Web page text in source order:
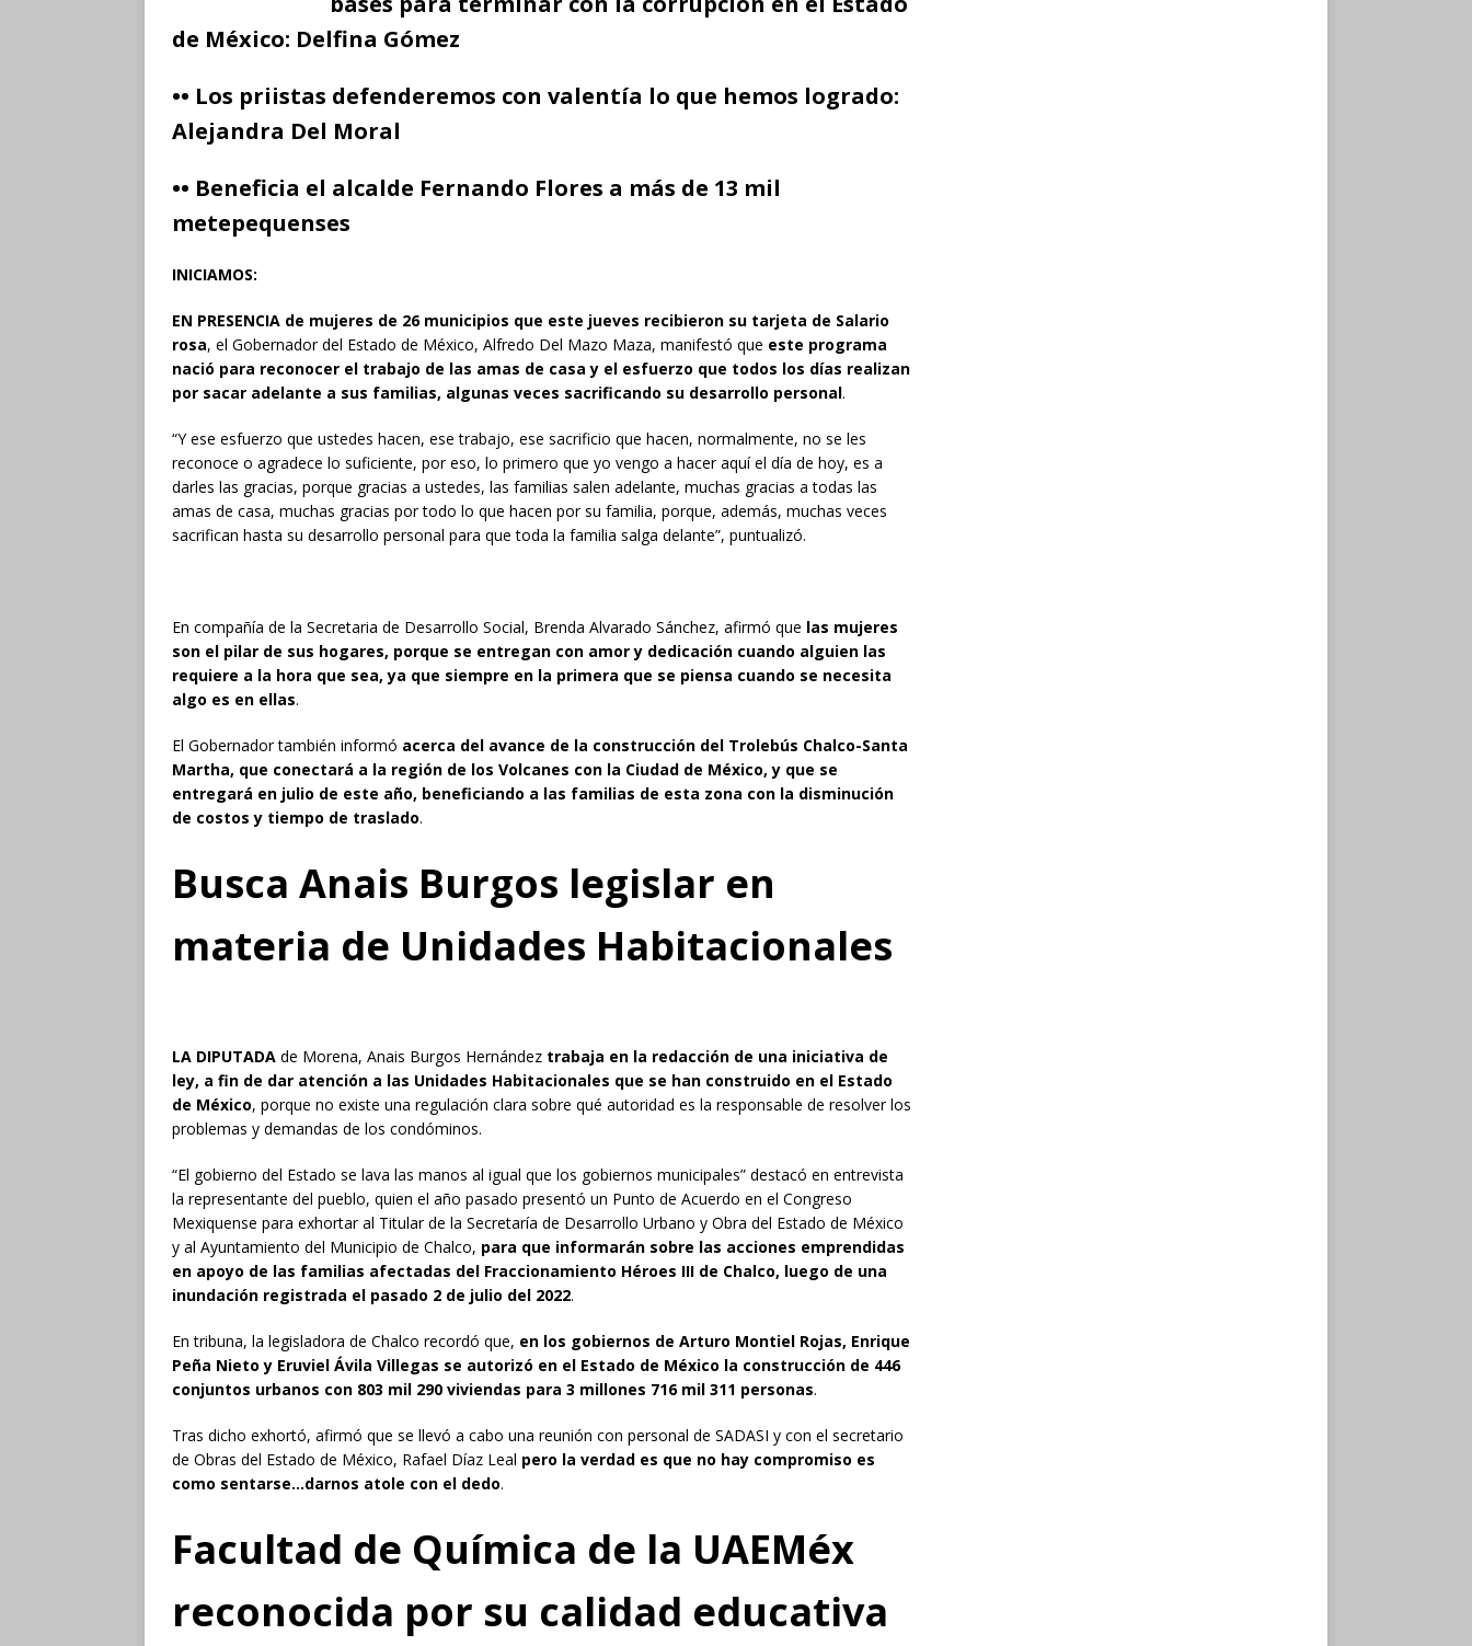
de México: Delfina Gómez
•• Los priistas defenderemos con valentía lo que hemos logrado:
Alejandra Del Moral
•• Beneficia el alcalde Fernando Flores a más de 13 mil
metepequenses
INICIAMOS:
EN PRESENCIA de mujeres de 26 municipios que este jueves recibieron su tarjeta de Salario
rosa, el Gobernador del Estado de México, Alfredo Del Mazo Maza, manifestó que este programa
nació para reconocer el trabajo de las amas de casa y el esfuerzo que todos los días realizan
por sacar adelante a sus familias, algunas veces sacrificando su desarrollo personal.
“Y ese esfuerzo que ustedes hacen, ese trabajo, ese sacrificio que hacen, normalmente, no se les
reconoce o agradece lo suficiente, por eso, lo primero que yo vengo a hacer aquí el día de hoy, es a
darles las gracias, porque gracias a ustedes, las familias salen adelante, muchas gracias a todas las
amas de casa, muchas gracias por todo lo que hacen por su familia, porque, además, muchas veces
sacrifican hasta su desarrollo personal para que toda la familia salga delante”, puntualizó.
En compañía de la Secretaria de Desarrollo Social, Brenda Alvarado Sánchez, afirmó que las mujeres
son el pilar de sus hogares, porque se entregan con amor y dedicación cuando alguien las
requiere a la hora que sea, ya que siempre en la primera que se piensa cuando se necesita
algo es en ellas.
El Gobernador también informó acerca del avance de la construcción del Trolebús Chalco-Santa
Martha, que conectará a la región de los Volcanes con la Ciudad de México, y que se
entregará en julio de este año, beneficiando a las familias de esta zona con la disminución
de costos y tiempo de traslado.
Busca Anais Burgos legislar en
materia de Unidades Habitacionales
LA DIPUTADA de Morena, Anais Burgos Hernández trabaja en la redacción de una iniciativa de
ley, a fin de dar atención a las Unidades Habitacionales que se han construido en el Estado
de México, porque no existe una regulación clara sobre qué autoridad es la responsable de resolver los
problemas y demandas de los condóminos.
“El gobierno del Estado se lava las manos al igual que los gobiernos municipales” destacó en entrevista
la representante del pueblo, quien el año pasado presentó un Punto de Acuerdo en el Congreso
Mexiquense para exhortar al Titular de la Secretaría de Desarrollo Urbano y Obra del Estado de México
y al Ayuntamiento del Municipio de Chalco, para que informarán sobre las acciones emprendidas
en apoyo de las familias afectadas del Fraccionamiento Héroes III de Chalco, luego de una
inundación registrada el pasado 2 de julio del 2022.
En tribuna, la legisladora de Chalco recordó que, en los gobiernos de Arturo Montiel Rojas, Enrique
Peña Nieto y Eruviel Ávila Villegas se autorizó en el Estado de México la construcción de 446
conjuntos urbanos con 803 mil 290 viviendas para 3 millones 716 mil 311 personas.
Tras dicho exhortó, afirmó que se llevó a cabo una reunión con personal de SADASI y con el secretario
de Obras del Estado de México, Rafael Díaz Leal pero la verdad es que no hay compromiso es
como sentarse…darnos atole con el dedo.
Facultad de Química de la UAEMéx
reconocida por su calidad educativa